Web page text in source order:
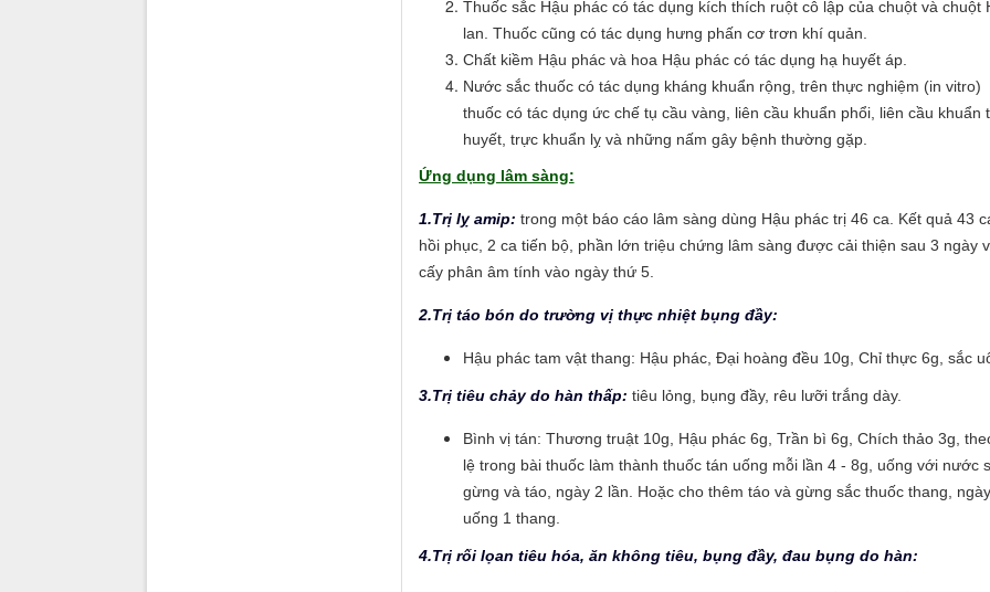
Thuốc sắc Hậu phác có tác dụng kích thích ruột cô lập của chuột và chuột
lan. Thuốc cũng có tác dụng hưng phấn cơ trơn khí quản.
Chất kiềm Hậu phác và hoa Hậu phác có tác dụng hạ huyết áp.
Nước sắc thuốc có tác dụng kháng khuẩn rộng, trên thực nghiệm (in vitro)
thuốc có tác dụng ức chế tụ cầu vàng, liên cầu khuẩn phổi, liên cầu khuẩn
huyết, trực khuẩn lỵ và những nấm gây bệnh thường gặp.
Ứng dụng lâm sàng:
1.Trị lỵamip: trong một báo cáo lâm sàng dùng Hậu phác trị 46 ca. Kết quả 43
hồi phục, 2 ca tiến bộ, phần lớn triệu chứng lâm sàng được cải thiện sau 3 ngày
cấy phân âm tính vào ngày thứ 5.
2.Trị táo bón do trường vị thực nhiệt bụng đầy:
Hậu phác tam vật thang: Hậu phác, Đại hoàng đều 10g, Chỉ thực 6g, sắc
3.Trị tiêu chảy do hàn thấp: tiêu lỏng, bụng đầy, rêu lưỡi trắng dày.
Bình vị tán: Thương truật 10g, Hậu phác 6g, Trần bì 6g, Chích thảo 3g,
lệ trong bài thuốc làm thành thuốc tán uống mỗi lần 4 - 8g, uống với nước
gừng và táo, ngày 2 lần. Hoặc cho thêm táo và gừng sắc thuốc thang, ngày
uống 1 thang.
4.Trị rối lọan tiêu hóa, ăn không tiêu, bụng đầy, đau bụng do hàn: